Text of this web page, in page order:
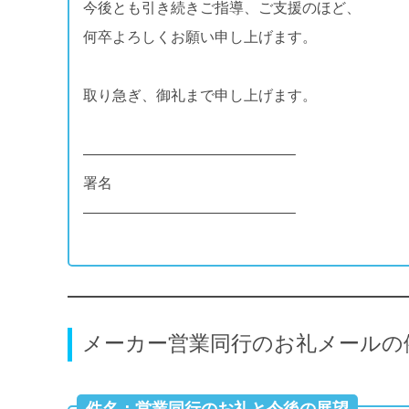
今後とも引き続きご指導、ご支援のほど、
何卒よろしくお願い申し上げます。
取り急ぎ、御礼まで申し上げます。
——————————————–
署名
——————————————–
メーカー営業同行のお礼メール